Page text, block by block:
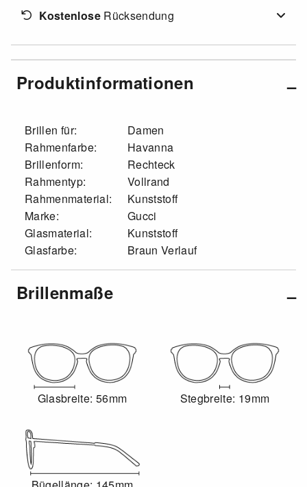
KostenloseRücksendung
Produktinformationen
Brillen für:
Damen
Rahmenfarbe:
Havanna
Brillenform:
Rechteck
Rahmentyp:
Vollrand
Rahmenmaterial:
Kunststoff
Marke:
Gucci
Glasmaterial:
Kunststoff
Glasfarbe:
Braun Verlauf
Brillenmaße
Glasbreite: 56mm Stegbreite: 19mm